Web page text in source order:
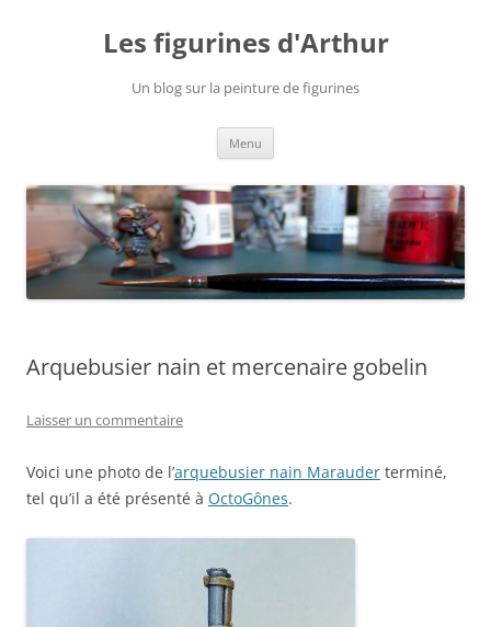
Les figurines d'Arthur
Un blog sur la peinture de figurines
Menu
Arquebusier nain et mercenaire gobelin
Laisser un commentaire
Voici une photo de l’arquebusier nain Marauder terminé,
tel qu’il a été présenté à OctoGônes.